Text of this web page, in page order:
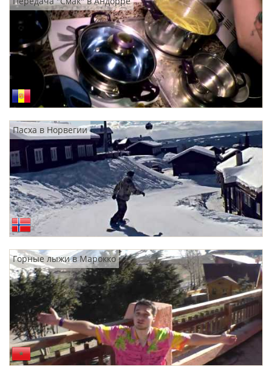
Пасха в Норвегии
Горные лыжи в Марокко